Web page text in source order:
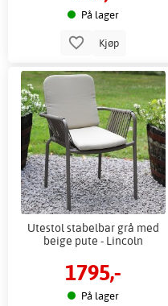
På lager
Kjøp
Utestol stabelbar grå med
beige pute - Lincoln
1795,-
På lager